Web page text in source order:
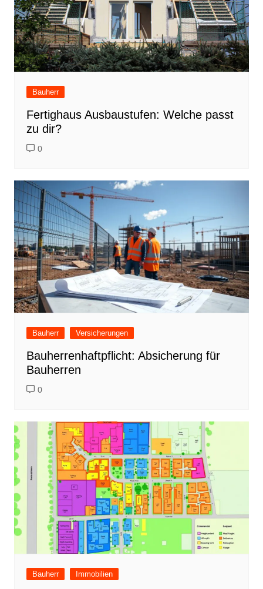
Bauherr
Fertighaus Ausbaustufen: Welche passt
zu dir?
0
Bauherr Versicherungen
Bauherrenhaftpflicht: Absicherung für
Bauherren
0
Bauherr Immobilien